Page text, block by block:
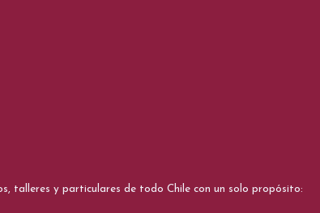
talleres y particulares de todo Chile con un solo propósito: